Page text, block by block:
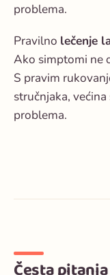
problema.
Pravilno lečenje
Ako simptomi ne
S pravim
stručnjaka,
problema.